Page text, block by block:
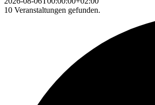
10 Veranstaltungen gefunden.